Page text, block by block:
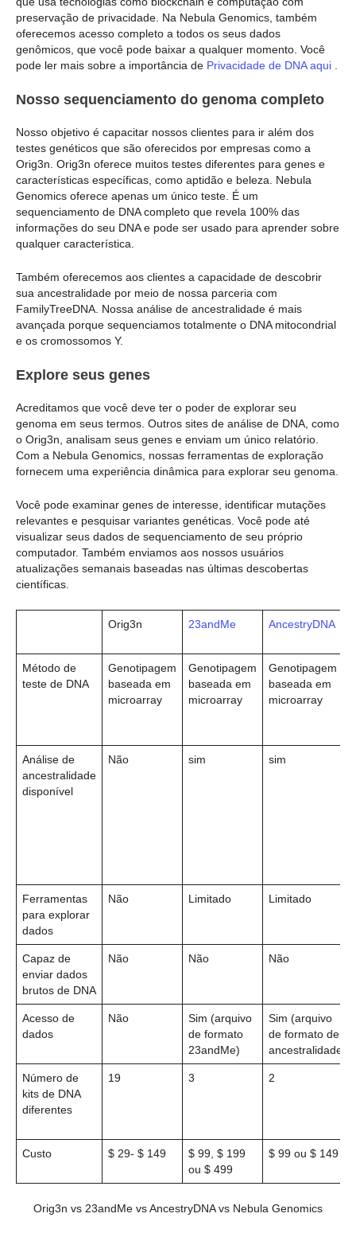
preservação de privacidade. Na Nebula Genomics, também
oferecemos acesso completo a todos os seus dados
genômicos, que você pode baixar a qualquer momento. Você
pode ler mais sobre a importância de Privacidade de DNA aqui .
Nosso sequenciamento do genoma completo
Nosso objetivo é capacitar nossos clientes para ir além dos
testes genéticos que são oferecidos por empresas como a
Orig3n. Orig3n oferece muitos testes diferentes para genes e
características específicas, como aptidão e beleza. Nebula
Genomics oferece apenas um único teste. É um
sequenciamento de DNA completo que revela 100% das
informações do seu DNA e pode ser usado para aprender sobre
qualquer característica.
Também oferecemos aos clientes a capacidade de descobrir
sua ancestralidade por meio de nossa parceria com
FamilyTreeDNA. Nossa análise de ancestralidade é mais
avançada porque sequenciamos totalmente o DNA mitocondrial
e os cromossomos Y.
Explore seus genes
Acreditamos que você deve ter o poder de explorar seu
genoma em seus termos. Outros sites de análise de DNA, como
o Orig3n, analisam seus genes e enviam um único relatório.
Com a Nebula Genomics, nossas ferramentas de exploração
fornecem uma experiência dinâmica para explorar seu genoma.
Você pode examinar genes de interesse, identificar mutações
relevantes e pesquisar variantes genéticas. Você pode até
visualizar seus dados de sequenciamento de seu próprio
computador. Também enviamos aos nossos usuários
atualizações semanais baseadas nas últimas descobertas
científicas.
Orig3n 23andMe AncestryDNA
Método de
teste de DNA
Genotipagem
baseada em
microarray
Genotipagem
baseada em
microarray
Genotipagem
baseada em
microarray
Análise de
ancestralidade
disponível
Não sim sim
Ferramentas
para explorar
dados
Não Limitado Limitado
Capaz de
enviar dados
brutos de DNA
Não Não Não
Acesso de
dados
Não
Sim (arquivo
de formato
23andMe)
Sim (arquivo
de formato de
ancestralidade)
Número de
kits de DNA
diferentes
19 3 2
Custo $ 29- $ 149
$ 99, $ 199
ou $ 499
$ 99 ou $ 149
Orig3n vs 23andMe vs AncestryDNA vs Nebula Genomics